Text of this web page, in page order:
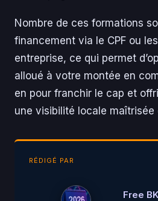
Nombre de ces formations
financement via le CPF ou
entreprise, ce qui permet
alloué à votre montée en
en pour franchir le cap et
une visibilité locale maîtrisée
RÉDIGÉ PAR
Free